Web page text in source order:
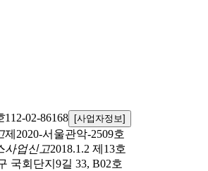
112-02-86168 [사업자정보]
제2020-서울관악-2509호
사업신고2018.1.2 제13호
국회단지9길 33, B02호